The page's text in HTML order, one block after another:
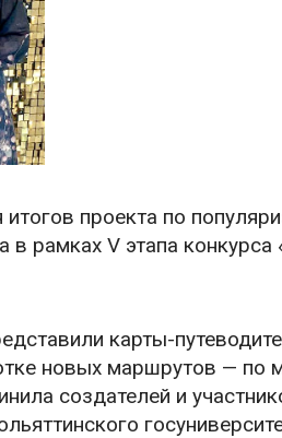
проекта по
рамках V этапа конкурса
карты-
новых маршрутов —
создателей и